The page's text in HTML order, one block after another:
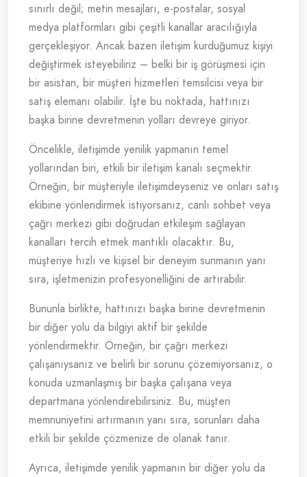
sınırlı değil; metin mesajları, e-postalar, sosyal
medya platformları gibi çeşitli kanallar aracılığıyla
gerçekleşiyor. Ancak bazen iletişim kurduğumuz kişiyi
değiştirmek isteyebiliriz – belki bir iş görüşmesi için
bir asistan, bir müşteri hizmetleri temsilcisi veya bir
satış elemanı olabilir. İşte bu noktada, hattınızı
başka birine devretmenin yolları devreye giriyor.
Öncelikle, iletişimde yenilik yapmanın temel
yollarından biri, etkili bir iletişim kanalı seçmektir.
Örneğin, bir müşteriyle iletişimdeyseniz ve onları satış
ekibine yönlendirmek istiyorsanız, canlı sohbet veya
çağrı merkezi gibi doğrudan etkileşim sağlayan
kanalları tercih etmek mantıklı olacaktır. Bu,
müşteriye hızlı ve kişisel bir deneyim sunmanın yanı
sıra, işletmenizin profesyonelliğini de artırabilir.
Bununla birlikte, hattınızı başka birine devretmenin
bir diğer yolu da bilgiyi aktif bir şekilde
yönlendirmektir. Örneğin, bir çağrı merkezi
çalışanıysanız ve belirli bir sorunu çözemiyorsanız, o
konuda uzmanlaşmış bir başka çalışana veya
departmana yönlendirebilirsiniz. Bu, müşteri
memnuniyetini artırmanın yanı sıra, sorunları daha
etkili bir şekilde çözmenize de olanak tanır.
Ayrıca, iletişimde yenilik yapmanın bir diğer yolu da